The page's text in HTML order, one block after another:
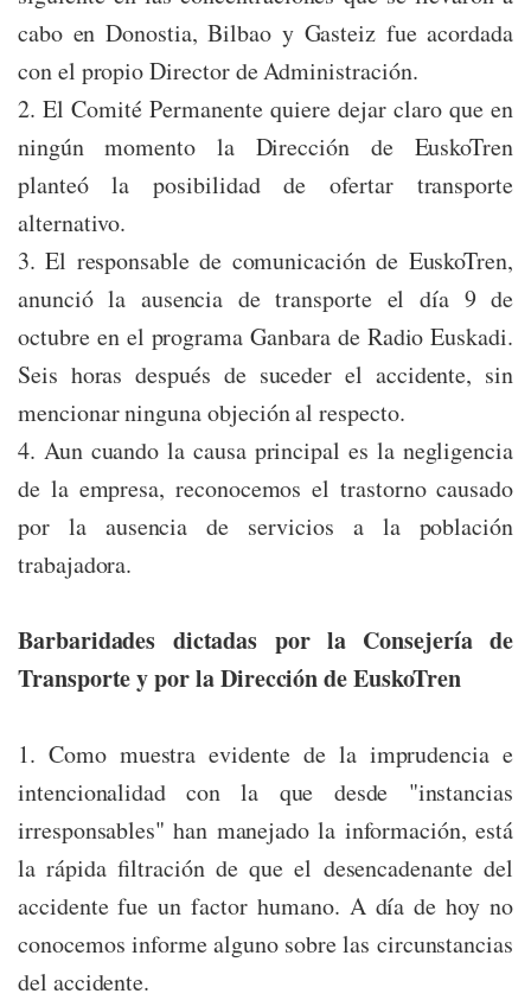
cabo en Donostia, Bilbao y Gasteiz fue acordada
con el propio Director de Administración.
2. El Comité Permanente quiere dejar claro que en
ningún momento la Dirección de EuskoTren
planteó la posibilidad de ofertar transporte
alternativo.
3. El responsable de comunicación de EuskoTren,
anunció la ausencia de transporte el día 9 de
octubre en el programa Ganbara de Radio Euskadi.
Seis horas después de suceder el accidente, sin
mencionar ninguna objeción al respecto.
4. Aun cuando la causa principal es la negligencia
de la empresa, reconocemos el trastorno causado
por la ausencia de servicios a la población
trabajadora.
Barbaridades dictadas por la Consejería de
Transporte y por la Dirección de EuskoTren
1. Como muestra evidente de la imprudencia e
intencionalidad con la que desde "instancias
irresponsables" han manejado la información, está
la rápida filtración de que el desencadenante del
accidente fue un factor humano. A día de hoy no
conocemos informe alguno sobre las circunstancias
del accidente.